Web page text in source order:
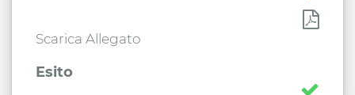
Scarica Allegato
Esito